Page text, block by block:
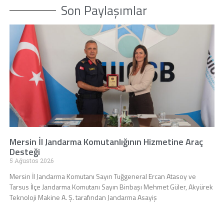
Son Paylaşımlar
Mersin İl Jandarma Komutanlığının Hizmetine Araç
Desteği
5 Ağustos 2026
Mersin İl Jandarma Komutanı Sayın Tuğgeneral Ercan Atasoy ve
Tarsus İlçe Jandarma Komutanı Sayın Binbaşı Mehmet Güler, Akyürek
Teknoloji Makine A. Ş. tarafından Jandarma Asayiş